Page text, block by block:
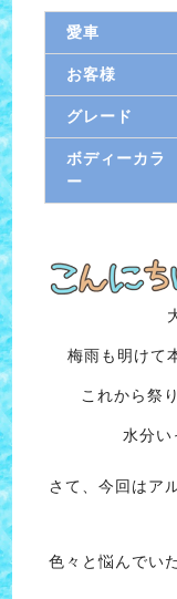
愛車
お客様
グレード
ボディーカラ
ー
梅雨も明けて
これから祭
水分い
さて、今回はア
色々と悩んでい